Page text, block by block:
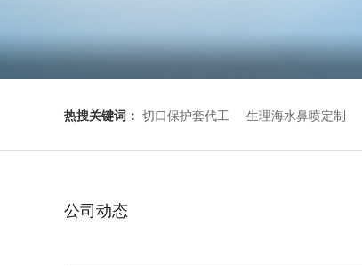
热搜关键词： 切口保护套代工 生理海水鼻喷定制
公司动态